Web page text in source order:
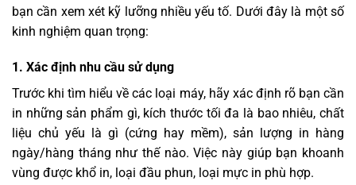
bạn cần xem xét kỹ lưỡng nhiều yếu tố. Dưới đây là một số
kinh nghiệm quan trọng:
1. Xác định nhu cầu sử dụng
Trước khi tìm hiểu về các loại máy, hãy xác định rõ bạn cần
in những sản phẩm gì, kích thước tối đa là bao nhiêu, chất
liệu chủ yếu là gì (cứng hay mềm), sản lượng in hàng
ngày/hàng tháng như thế nào. Việc này giúp bạn khoanh
vùng được khổ in, loại đầu phun, loại mực in phù hợp.